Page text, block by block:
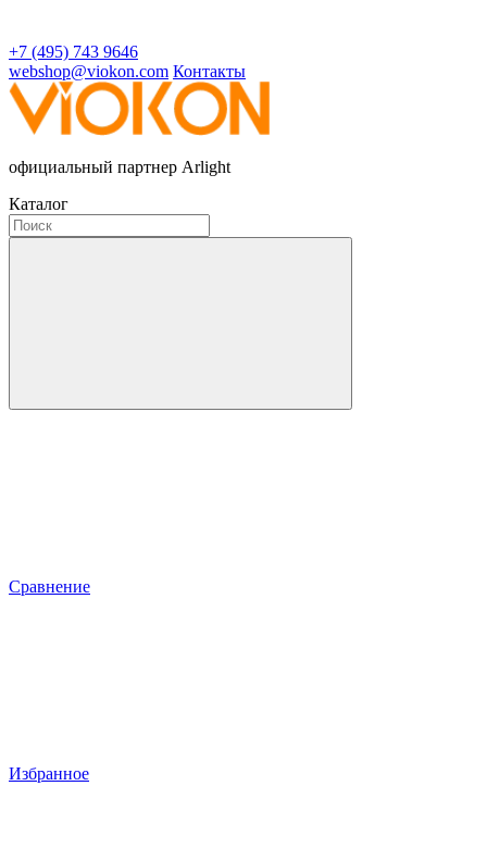
+7 (495) 743 9646
webshop@viokon.com Контакты
официальный партнер Arlight
Каталог
Сравнение
Избранное